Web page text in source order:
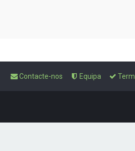
Equipa
Contacte-nos